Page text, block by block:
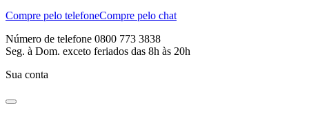
Compre pelo telefoneCompre pelo chat
Número de telefone 0800 773 3838
Seg. à Dom. exceto feriados das 8h às 20h
Sua conta